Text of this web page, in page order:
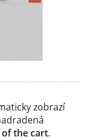
zobrazí
the cart.